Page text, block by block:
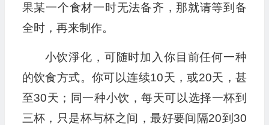
果某一个食材一时无法备齐，那就请等到备
全时，再来制作。
小饮淨化，可随时加入你目前任何一种
的饮食方式。你可以连续10天，或20天，甚
至30天；同一种小饮，每天可以选择一杯到
三杯，只是杯与杯之间，最好要间隔20到30